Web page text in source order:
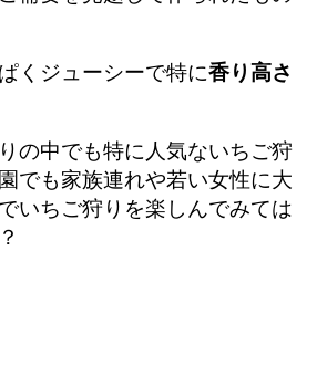
くジューシーで特に香り高さ
の中でも特に人気ないちご狩
でも家族連れや若い女性に大
いちご狩りを楽しんでみては